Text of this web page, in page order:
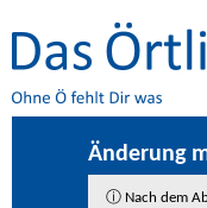
Änderung
ⓘ Nach dem